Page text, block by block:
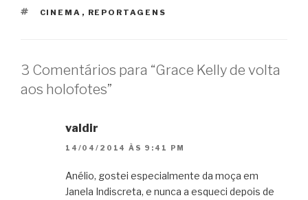
TAGS
CINEMA , REPORTAGENS
3 Comentários para “Grace Kelly de volta
aos holofotes”
valdir
14/04/2014 ÀS 9:41 PM
Anélio, gostei especialmente da moça em
Janela Indiscreta, e nunca a esqueci depois de